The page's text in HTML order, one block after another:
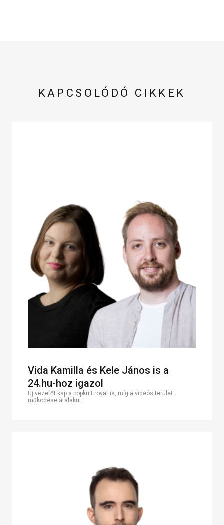
KAPCSOLÓDÓ CIKKEK
Vida Kamilla és Kele János is a
24.hu-hoz igazol
Új vezetőt kap a popkult rovat is, míg a videós terület
működése átalakul.